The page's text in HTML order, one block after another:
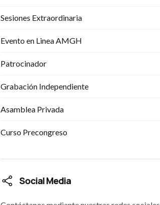
Sesiones Extraordinaria
Evento en Linea AMGH
Patrocinador
Grabación Independiente
Asamblea Privada
Curso Precongreso
Social Media